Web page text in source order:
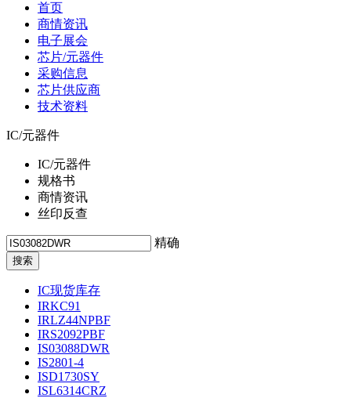
首页
商情资讯
电子展会
芯片/元器件
采购信息
芯片供应商
技术资料
IC/元器件
IC/元器件
规格书
商情资讯
丝印反查
精确
IC现货库存
IRKC91
IRLZ44NPBF
IRS2092PBF
IS03088DWR
IS2801-4
ISD1730SY
ISL6314CRZ